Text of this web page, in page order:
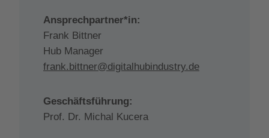
Ansprechpartner*in:
Frank Bittner
Hub Manager
frank.bittner@digitalhubindustry.de
Geschäftsführung:
Prof. Dr. Michal Kucera